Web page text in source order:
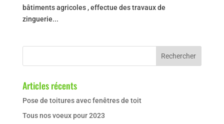
bâtiments agricoles , effectue des travaux de
zinguerie...
Articles récents
Pose de toitures avec fenêtres de toit
Tous nos voeux pour 2023